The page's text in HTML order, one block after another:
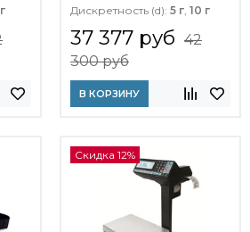
Дискретность (d): 5 г, 10 г
37 377 руб 42
300 руб
В КОРЗИНУ
Скидка 12%